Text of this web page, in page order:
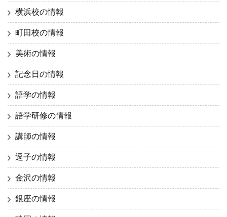
横浜校の情報
町田校の情報
美術の情報
記念日の情報
語学の情報
語学研修の情報
講師の情報
逗子の情報
金沢の情報
銀座の情報